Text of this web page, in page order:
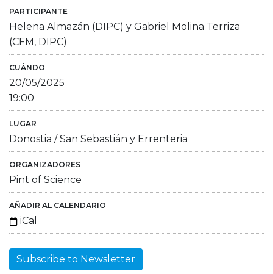
PARTICIPANTE
Helena Almazán (DIPC) y Gabriel Molina Terriza
(CFM, DIPC)
CUÁNDO
20/05/2025
19:00
LUGAR
Donostia / San Sebastián y Errenteria
ORGANIZADORES
Pint of Science
AÑADIR AL CALENDARIO
iCal
Subscribe to Newsletter